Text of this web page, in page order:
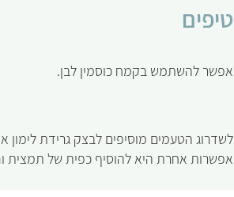
טיפים
אפשר להשתמש בקמח כוסמין לבן.
לשדרוג הטעמים מוסיפים לבצק גרידת לימון
אפשרות אחרת היא להוסיף כפית של תמצית